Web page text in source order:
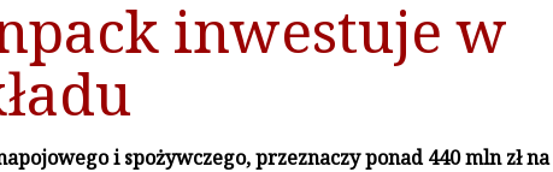
inwestuje w
i spożywczego, przeznaczy ponad 440 mln zł